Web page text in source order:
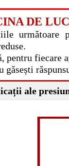
DE
următoare
pentru fiecare
găsești
ale